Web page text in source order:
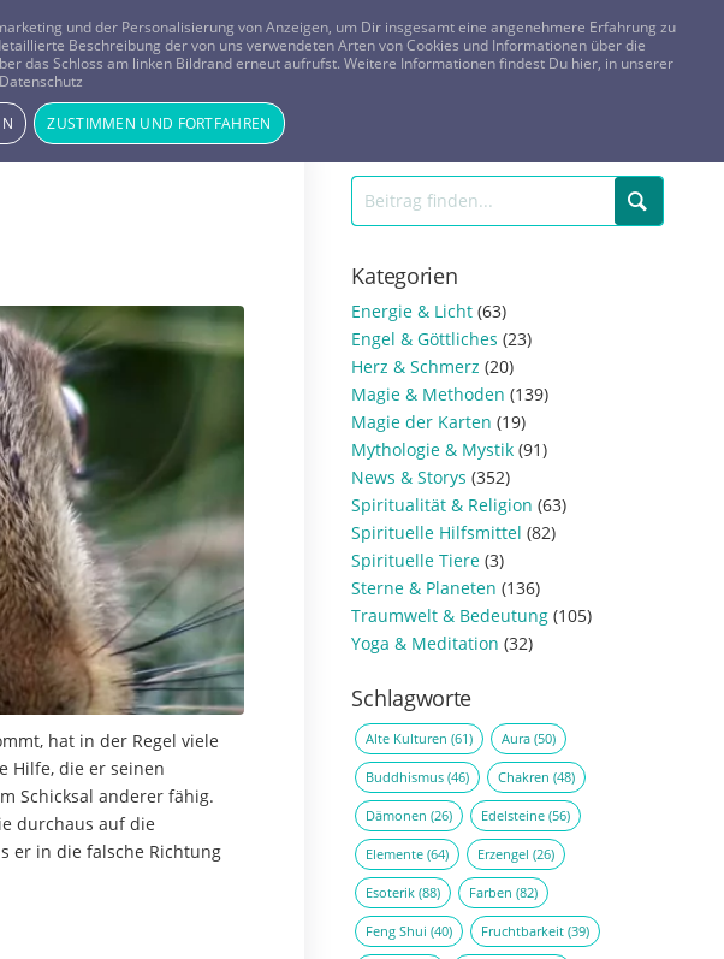
FRAGEN? KOSTENLOS ANRUFEN: 0800-8478266
Horoskope Tageskarte Magazin ANMELDEN REGISTRIEREN
hat in der Regel viele
Hilfe, die er seinen
Schicksal anderer fähig.
durchaus auf die
er in die falsche Richtung
Kategorien
Energie & Licht (63)
Engel & Göttliches (23)
Herz & Schmerz (20)
Magie & Methoden (139)
Magie der Karten (19)
Mythologie & Mystik (91)
News & Storys (352)
Spiritualität & Religion (63)
Spirituelle Hilfsmittel (82)
Spirituelle Tiere (3)
Sterne & Planeten (136)
Traumwelt & Bedeutung (105)
Yoga & Meditation (32)
Schlagworte
Alte Kulturen (61) Aura (50)
Buddhismus (46) Chakren (48)
Dämonen (26) Edelsteine (56)
Elemente (64) Erzengel (26)
Esoterik (88) Farben (82)
Feng Shui (40) Fruchtbarkeit (39)
und der Personalisierung von Anzeigen, um Dir insgesamt eine angenehmere Erfahrung zu
Beschreibung der von uns verwendeten Arten von Cookies und Informationen über die
das Schloss am linken Bildrand erneut aufrufst. Weitere Informationen findest Du hier, in unserer
ZUSTIMMEN UND FORTFAHREN